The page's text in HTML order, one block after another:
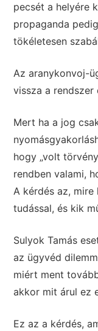
pecsét a helyére
propaganda
tökéletesen
Az aranykonvoj-
vissza a rendszer
Mert ha a jog
hogy „volt
rendben valami,
A kérdés az, mire
tudással, és kik
Sulyok Tamás
az ügyvéd
miért ment
akkor mit árul ez
Ez az a kérdés,